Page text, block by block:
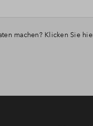
machen? Klicken Sie